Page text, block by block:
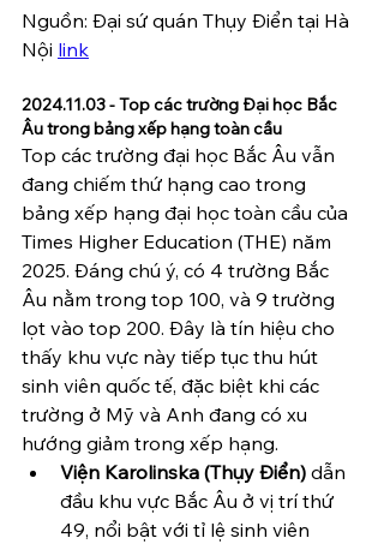
Nguồn: Đại sứ quán Thụy Điển tại Hà
Nội link
2024.11.03 - Top các trường Đại học Bắc
Âu trong bảng xếp hạng toàn cầu
Top các trường đại học Bắc Âu vẫn
đang chiếm thứ hạng cao trong
bảng xếp hạng đại học toàn cầu của
Times Higher Education (THE) năm
2025. Đáng chú ý, có 4 trường Bắc
Âu nằm trong top 100, và 9 trường
lọt vào top 200. Đây là tín hiệu cho
thấy khu vực này tiếp tục thu hút
sinh viên quốc tế, đặc biệt khi các
trường ở Mỹ và Anh đang có xu
hướng giảm trong xếp hạng.
Viện Karolinska (Thụy Điển) dẫn
đầu khu vực Bắc Âu ở vị trí thứ
49, nổi bật với tỉ lệ sinh viên